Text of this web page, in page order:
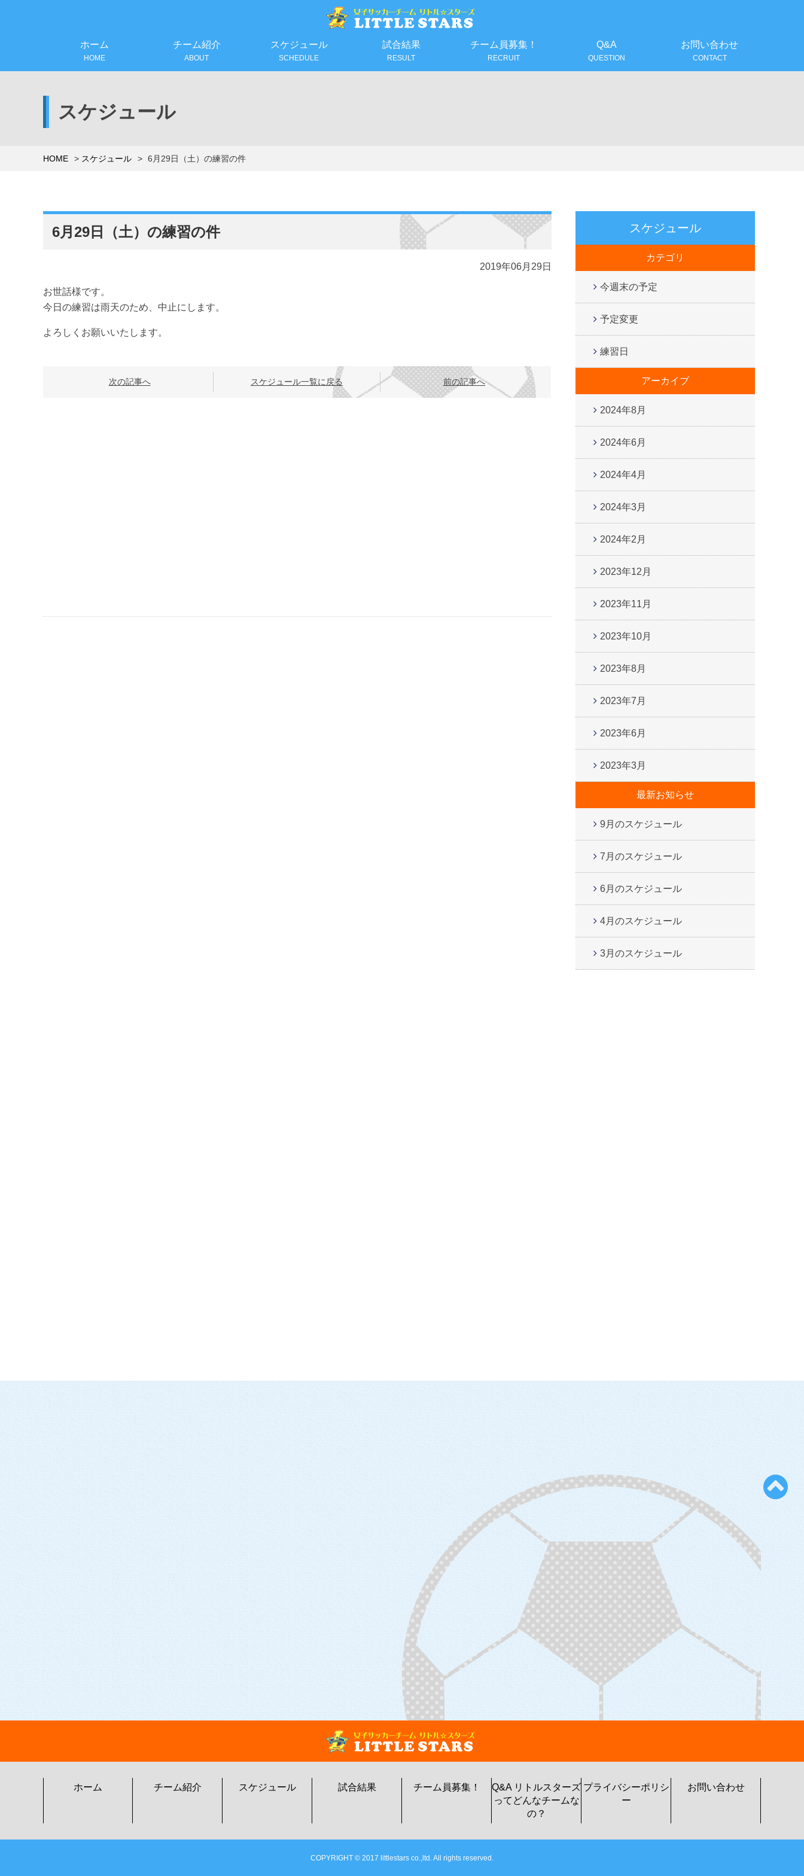
ホーム
HOME
チーム紹介
ABOUT
スケジュール
SCHEDULE
試合結果
RESULT
チーム員募集！
RECRUIT
Q&A
QUESTION
お問い合わせ
CONTACT
スケジュール
HOME スケジュール 6月29日（土）の練習の件
6月29日（土）の練習の件
2019年06月29日
お世話様です。
今日の練習は雨天のため、中止にします。
よろしくお願いいたします。
次の記事へ スケジュール一覧に戻る 前の記事へ
スケジュール
カテゴリ
今週末の予定
予定変更
練習日
アーカイブ
2024年8月
2024年6月
2024年4月
2024年3月
2024年2月
2023年12月
2023年11月
2023年10月
2023年8月
2023年7月
2023年6月
2023年3月
最新お知らせ
9月のスケジュール
7月のスケジュール
6月のスケジュール
4月のスケジュール
3月のスケジュール
ホーム チーム紹介 スケジュール 試合結果 チーム員募集！
Q&A リトルスターズ
ってどんなチームな
の？
プライバシーポリシ
ー
お問い合わせ
COPYRIGHT © 2017 littlestars co.,ltd. All rights reserved.